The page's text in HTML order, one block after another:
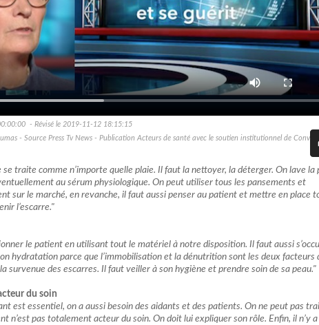
- Révisé le 2019-11-12 18:15:15
- Source Press Tv News - Publication Acteurs de santé avec le soutien institutionnel de
se traite comme n’importe quelle plaie. Il faut la nettoyer, la déterger. On lave la
au sérum physiologique. On peut utiliser tous les pansements et
sur le marché, en revanche, il faut aussi penser au patient et mettre en place
l’escarre."
le patient en utilisant tout le matériel à notre disposition. Il faut aussi
hydratation parce que l’immobilisation et la dénutrition sont les deux facteurs
survenue des escarres. Il faut veiller à son hygiène et prendre soin de sa peau."
du soin
est essentiel, on a aussi besoin des aidants et des patients. On ne peut pas
n’est pas totalement acteur du soin. On doit lui expliquer son rôle. Enfin, il n’y a